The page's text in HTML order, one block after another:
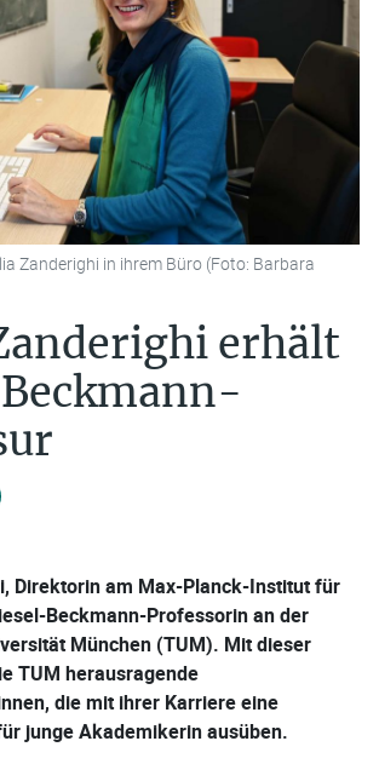
Zanderighi in ihrem Büro (Foto: Barbara
erhält
Direktorin am Max-Planck-Institut für
Beckmann-Professorin an der
München (TUM). Mit dieser
TUM herausragende
die mit ihrer Karriere eine
junge Akademikerin ausüben.